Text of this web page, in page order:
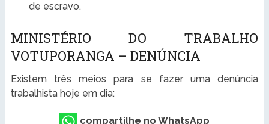
de escravo.
MINISTÉRIO DO TRABALHO
VOTUPORANGA – DENÚNCIA
Existem três meios para se fazer uma denúncia
trabalhista hoje em dia:
compartilhe no WhatsApp